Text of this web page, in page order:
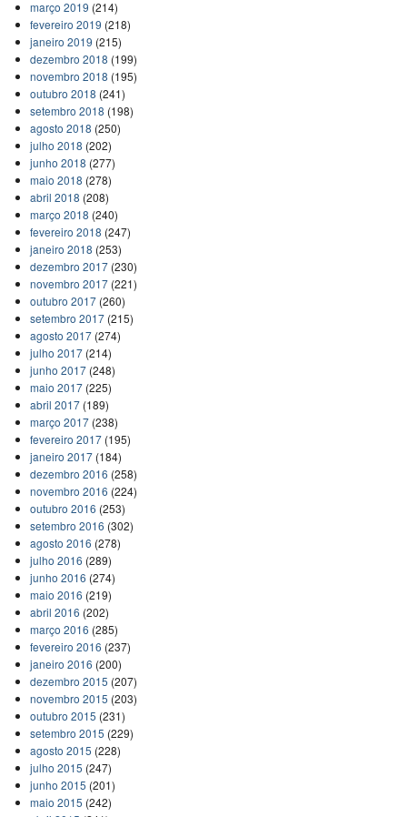
março 2019 (214)
fevereiro 2019 (218)
janeiro 2019 (215)
dezembro 2018 (199)
novembro 2018 (195)
outubro 2018 (241)
setembro 2018 (198)
agosto 2018 (250)
julho 2018 (202)
junho 2018 (277)
maio 2018 (278)
abril 2018 (208)
março 2018 (240)
fevereiro 2018 (247)
janeiro 2018 (253)
dezembro 2017(230)
novembro 2017(221)
outubro 2017(260)
setembro 2017(215)
agosto 2017(274)
julho 2017(214)
junho 2017(248)
maio 2017(225)
abril 2017(189)
março 2017(238)
fevereiro 2017(195)
janeiro 2017(184)
dezembro 2016 (258)
novembro 2016 (224)
outubro 2016 (253)
setembro 2016 (302)
agosto 2016 (278)
julho 2016 (289)
junho 2016 (274)
maio 2016 (219)
abril 2016 (202)
março 2016 (285)
fevereiro 2016 (237)
janeiro 2016 (200)
dezembro 2015 (207)
novembro 2015 (203)
outubro 2015 (231)
setembro 2015 (229)
agosto 2015 (228)
julho 2015 (247)
junho 2015 (201)
maio 2015 (242)